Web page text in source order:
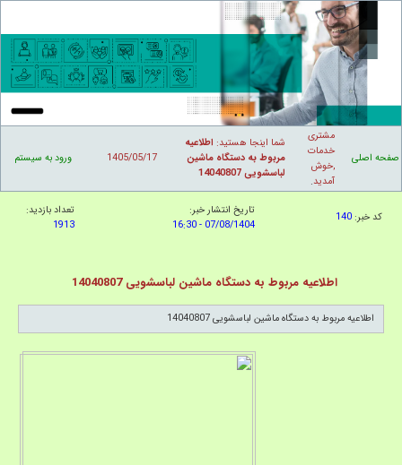
صفحه اصلی
مشتری
خدمات
,خوش
آمدید.
شما اینجا هستید: اطلاعیه
مربوط به دستگاه ماشین
لباسشویی 14040807
1405/05/17 ورود به سیستم
کد خبر: 140
تاریخ انتشار خبر:
07/08/1404 - 16:30
تعداد بازدید:
1913
اطلاعیه مربوط به دستگاه ماشین لباسشویی 14040807
اطلاعیه مربوط به دستگاه ماشین لباسشویی 14040807